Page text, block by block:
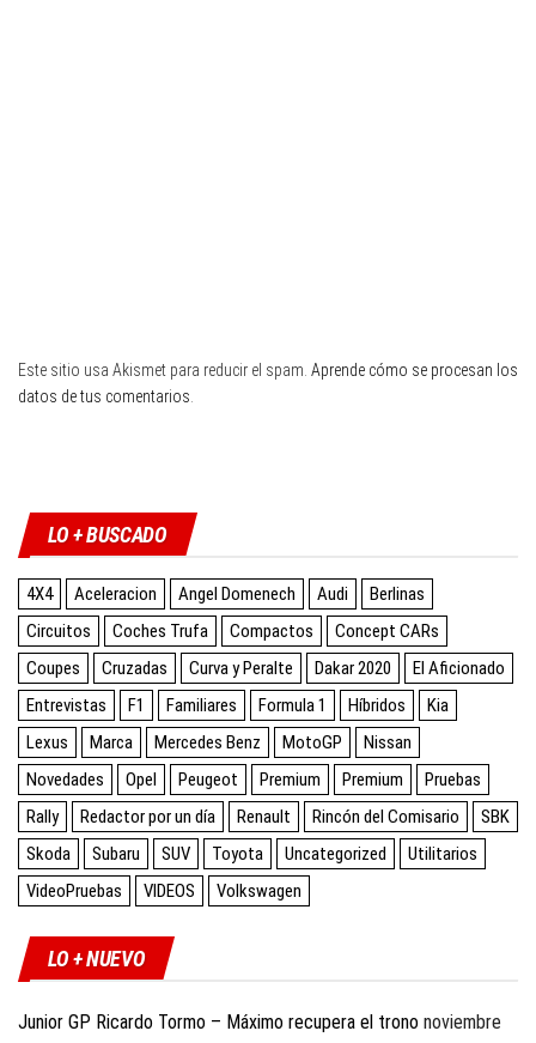
Este sitio usa Akismet para reducir el spam. Aprende cómo se procesan los
datos de tus comentarios.
LO + BUSCADO
4X4 Aceleracion Angel Domenech Audi
Berlinas
Circuitos
Coches Trufa Compactos
Concept CARs
Coupes
Cruzadas Curva y Peralte Dakar 2020
El Aficionado
Entrevistas
F1 Familiares Formula 1 Híbridos
Kia
Lexus
Marca Mercedes Benz MotoGP
Nissan
Novedades
Opel Peugeot Premium Premium
Pruebas
Rally
Redactor por un día Renault Rincón del Comisario
SBK
Skoda
Subaru SUV Toyota Uncategorized
Utilitarios
VideoPruebas
VIDEOS Volkswagen
LO + NUEVO
Junior GP Ricardo Tormo – Máximo recupera el trono noviembre